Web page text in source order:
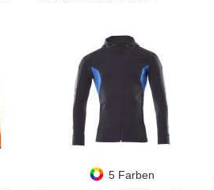
5 Farben